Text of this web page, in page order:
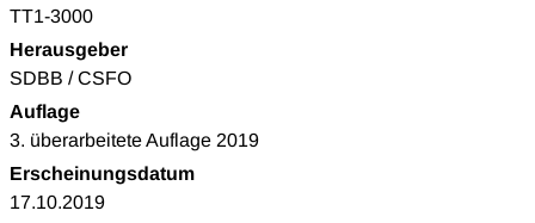
TT1-3000
Herausgeber
SDBB / CSFO
Auflage
3. überarbeitete Auflage 2019
Erscheinungsdatum
17.10.2019